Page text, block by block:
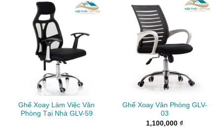
Ghế Xoay Làm Việc Văn
Phòng Tại Nhà GLV-59
Ghế Xoay Văn Phòng GLV-
03
1,100,000 ₫